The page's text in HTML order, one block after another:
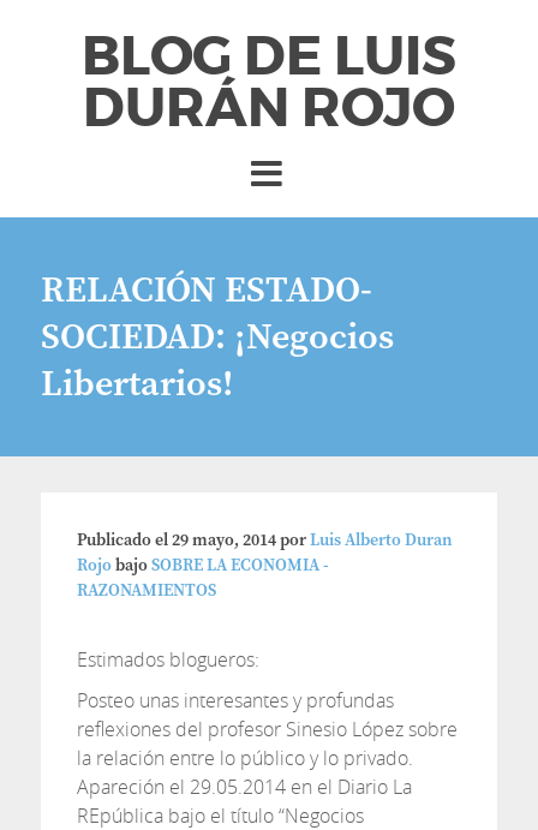
BLOG DE LUIS
DURÁN ROJO
RELACIÓN ESTADO-
SOCIEDAD: ¡Negocios
Libertarios!
Publicado el29 mayo, 2014porLuis Alberto Duran
RojobajoSOBRE LA ECONOMIA -
RAZONAMIENTOS
Estimados blogueros:
Posteo unas interesantes y profundas
reflexiones del profesor Sinesio López sobre
la relación entre lo público y lo privado.
Apareción el 29.05.2014 en el Diario La
REpública bajo el título “Negocios